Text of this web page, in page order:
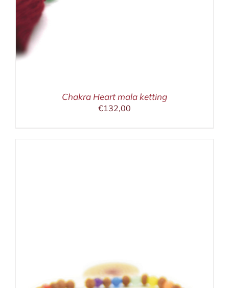
Chakra Heart mala ketting
€132,00